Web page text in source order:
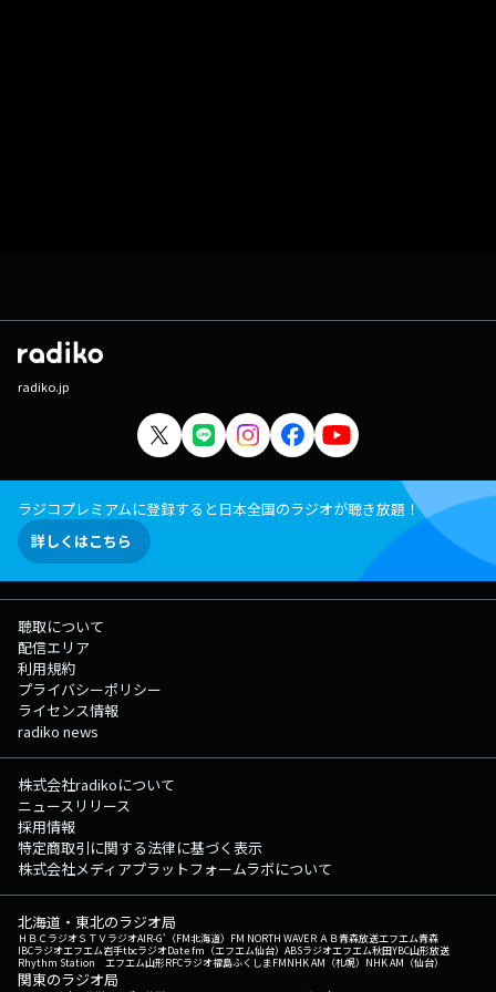
radiko.jp
ラジコプレミアムに登録すると日本全国のラジオが聴き放題！
詳しくはこちら
聴取について
配信エリア
利用規約
プライバシーポリシー
ライセンス情報
radiko news
株式会社radikoについて
ニュースリリース
採用情報
特定商取引に関する法律に基づく表示
株式会社メディアプラットフォームラボについて
北海道・東北のラジオ局
ＨＢＣラジオＳＴＶラジオAIR-G'（FM北海道） FM NORTH WAVEＲＡＢ青森放送エフエム青森
IBCラジオエフエム岩手tbcラジオDate fm（エフエム仙台） ABSラジオエフエム秋田YBC山形放送
Rhythm Station エフエム山形RFCラジオ福島ふくしまFMNHK AM（札幌） NHK AM（仙台）
関東のラジオ局